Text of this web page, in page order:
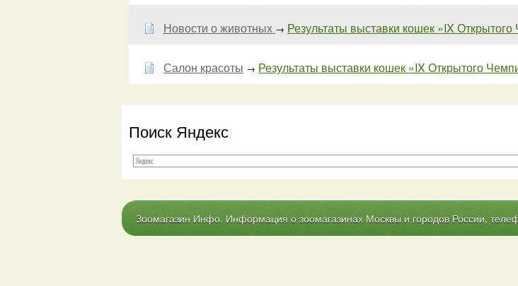
Новости о животных → Результаты выставки кошек »IX
Салон красоты → Результаты выставки кошек »IX Открытого
Поиск Яндекс
Зоомагазин Инфо. Информация о зоомагазинах Москвы и городов России,